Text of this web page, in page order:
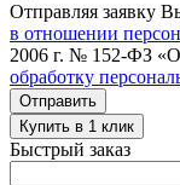
Отправляя заявку
в отношении
2006 г. № 152-ФЗ
обработку
Отправить
Купить в 1 клик
Быстрый заказ